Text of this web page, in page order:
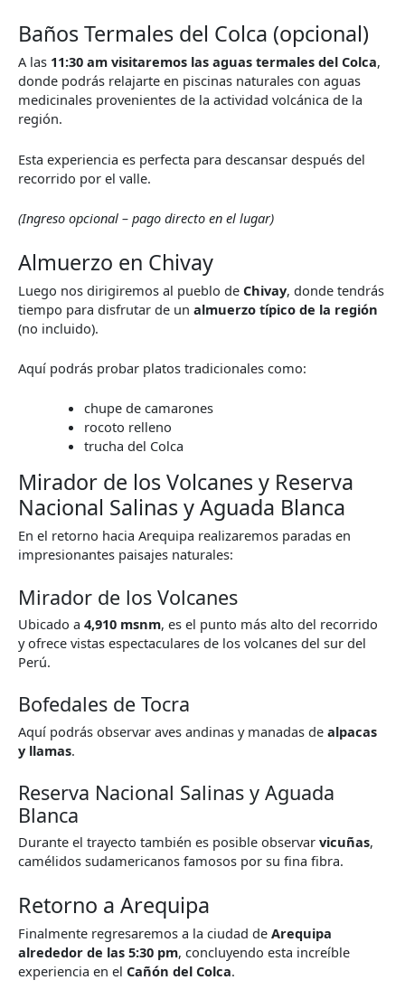
Baños Termales del Colca (opcional)
A las 11:30 am visitaremos las aguas termales del Colca,
donde podrás relajarte en piscinas naturales con aguas
medicinales provenientes de la actividad volcánica de la
región.
Esta experiencia es perfecta para descansar después del
recorrido por el valle.
(Ingreso opcional – pago directo en el lugar)
Almuerzo en Chivay
Luego nos dirigiremos al pueblo de Chivay, donde tendrás
tiempo para disfrutar de un almuerzo típico de la región
(no incluido).
Aquí podrás probar platos tradicionales como:
chupe de camarones
rocoto relleno
trucha del Colca
Mirador de los Volcanes y Reserva
Nacional Salinas y Aguada Blanca
En el retorno hacia Arequipa realizaremos paradas en
impresionantes paisajes naturales:
Mirador de los Volcanes
Ubicado a 4,910 msnm, es el punto más alto del recorrido
y ofrece vistas espectaculares de los volcanes del sur del
Perú.
Bofedales de Tocra
Aquí podrás observar aves andinas y manadas de alpacas
y llamas.
Reserva Nacional Salinas y Aguada
Blanca
Durante el trayecto también es posible observar vicuñas,
camélidos sudamericanos famosos por su fina fibra.
Retorno a Arequipa
Finalmente regresaremos a la ciudad de Arequipa
alrededor de las 5:30 pm, concluyendo esta increíble
experiencia en el Cañón del Colca.